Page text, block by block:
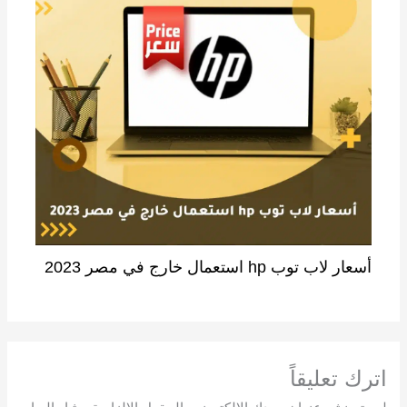
أسعار لاب توب hp استعمال خارج في مصر 2023
اترك تعليقاً